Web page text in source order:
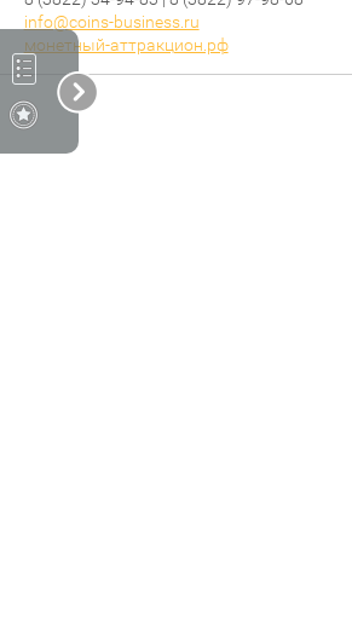
info@coins-business.ru
монетный-аттракцион.рф